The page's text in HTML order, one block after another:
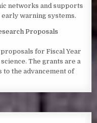
networks and supports
warning systems.
Proposals
for Fiscal Year
The grants are a
the advancement of